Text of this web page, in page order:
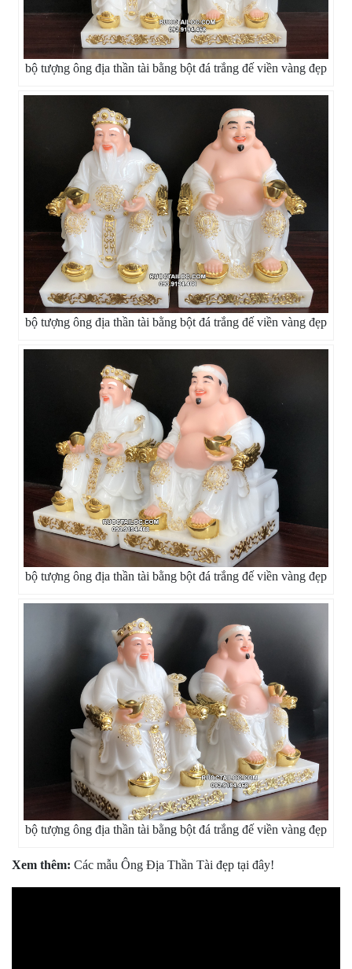
bộ tượng ông địa thần tài bằng bột đá trắng đế viền vàng đẹp
bộ tượng ông địa thần tài bằng bột đá trắng đế viền vàng đẹp
bộ tượng ông địa thần tài bằng bột đá trắng đế viền vàng đẹp
bộ tượng ông địa thần tài bằng bột đá trắng đế viền vàng đẹp
Xem thêm: Các mẫu Ông Địa Thần Tài đẹp tại đây!